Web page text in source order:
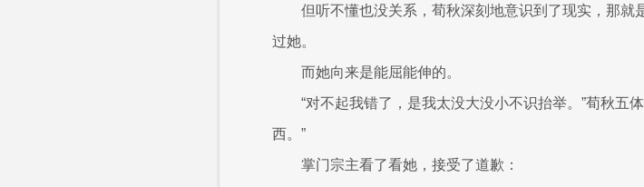
但听不懂也没关系，荀秋深刻地意识到了现实，那
过她。
而她向来是能屈能伸的。
“对不起我错了，是我太没大没小不识抬举。”荀秋五
西。”
掌门宗主看了看她，接受了道歉：